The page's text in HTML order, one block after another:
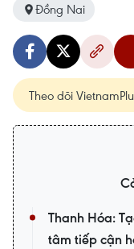
Đồng Nai
Theo dõi
Thanh Hóa:
tâm tiếp cận